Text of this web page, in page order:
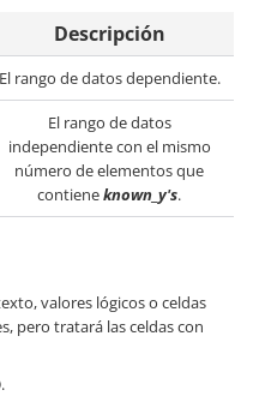
Descripción
El rango de datos dependiente.
El rango de datos
independiente con el mismo
número de elementos que
contieneknown_y's.
valores lógicos o celdas
pero tratará las celdas con
.